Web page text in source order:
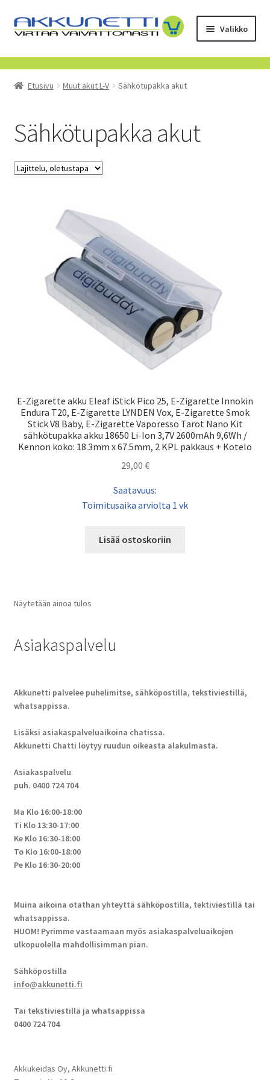
Siirry
navigointiin
Siirry
sisältöön
Valikko
Kauppa
Tietoa meistä
Yrityksille
Etusivu Muut akut L-V Sähkötupakka akut
Sähkötupakka akut
E-Zigarette akku Eleaf iStick Pico 25, E-Zigarette Innokin
Endura T20, E-Zigarette LYNDEN Vox, E-Zigarette Smok
Stick V8 Baby, E-Zigarette Vaporesso Tarot Nano Kit
sähkötupakka akku 18650 Li-Ion 3,7V 2600mAh 9,6Wh /
Kennon koko: 18.3mm x 67.5mm, 2 KPL pakkaus + Kotelo
29,00 €
Saatavuus:
Toimitusaika arviolta 1 vk
Lisää ostoskoriin
Näytetään ainoa tulos
Asiakaspalvelu
Akkunetti palvelee puhelimitse, sähköpostilla, tekstiviestillä,
whatsappissa.
Lisäksi asiakaspalveluaikoina chatissa.
Akkunetti Chatti löytyy ruudun oikeasta alakulmasta.
Asiakaspalvelu:
puh. 0400 724 704
Ma Klo 16:00-18:00
Ti Klo 13:30-17:00
Ke Klo 16:30-18:00
To Klo 16:00-18:00
Pe Klo 16:30-20:00
Muina aikoina otathan yhteyttä sähköpostilla, tektiviestillä tai
whatsappissa.
HUOM! Pyrimme vastaamaan myös asiakaspalveluaikojen
ulkopuolella mahdollisimman pian.
Sähköpostilla
info@akkunetti.fi
Tai tekstiviestillä ja whatsappissa
0400 724 704
Akkukeidas Oy, Akkunetti.fi